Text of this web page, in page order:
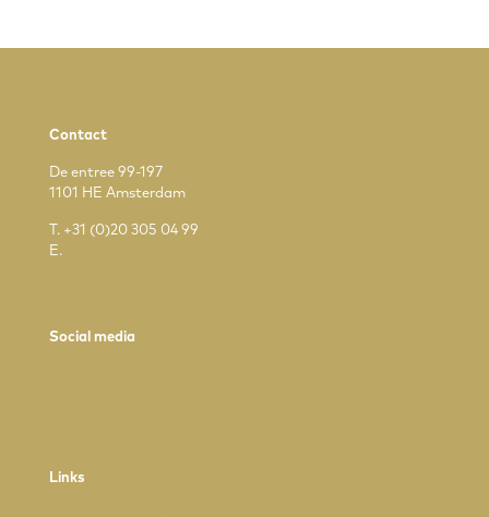
Contact
De entree 99-197
1101 HE Amsterdam
T. +31 (0)20 305 04 99
E.
Social media
Links